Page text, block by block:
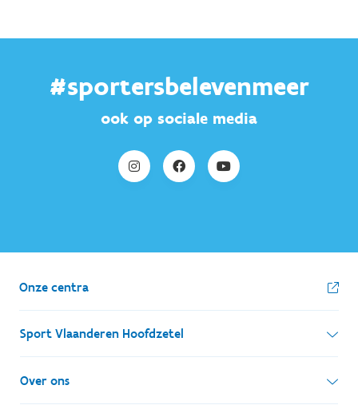
#sportersbelevenmeer
ook op sociale media
Onze centra
Sport Vlaanderen Hoofdzetel
Simon Bolivarlaan 17
Over ons